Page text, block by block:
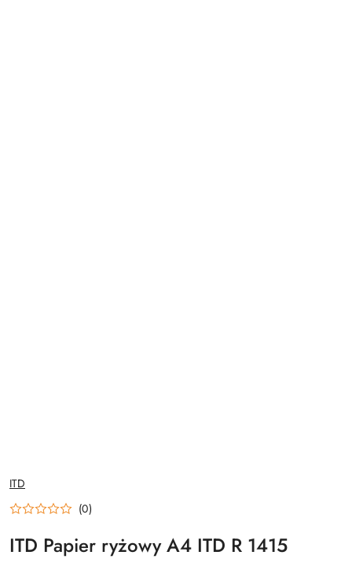
NAZWA
PRODUCENTA:
ITD
(0)
ITD Papier ryżowy A4 ITD R 1415